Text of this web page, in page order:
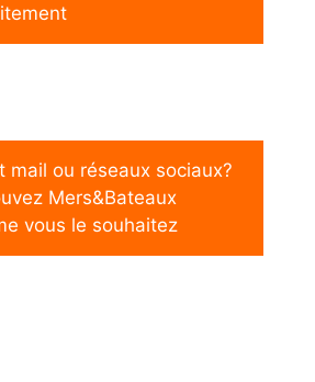
mail ou réseaux sociaux?
Mers&Bateaux
vous le souhaitez